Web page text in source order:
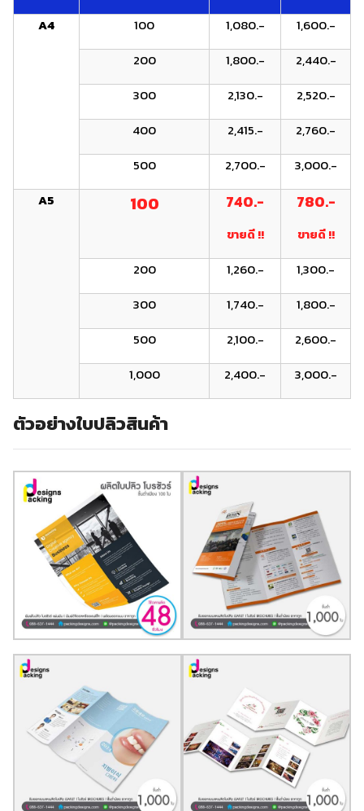
A4 100 1,080.-
1,600.-
200
1,800.-
2,440.-
300
2,130.-
2,520.-
400
2,415.-
2,760.-
500
2,700.-
3,000.-
A5
100 740.-
ขายดี !!
780.-
ขายดี !!
200 1,260.-
1,300.-
300
1,740.-
1,800.-
500
2,100.-
2,600.-
1,000
2,400.- 3,000.-
ตัวอย่างใบปลิวสินค้า